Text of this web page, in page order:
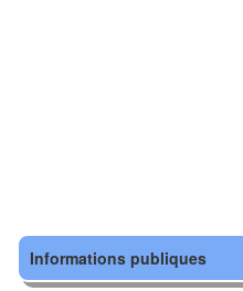
Informations publiques